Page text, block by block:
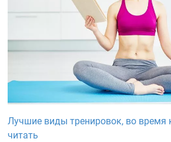
Лучшие виды тренировок, во
читать